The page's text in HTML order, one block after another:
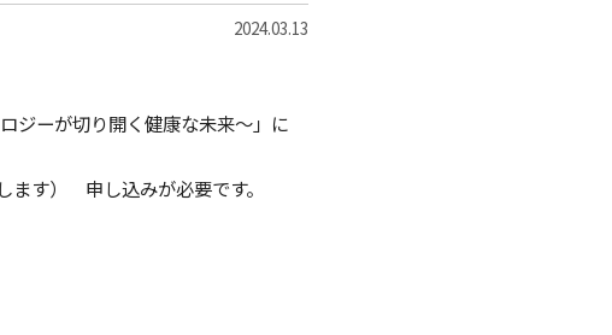
2024.03.13
ジーが切り開く健康な未来～」に
す） 申し込みが必要です。